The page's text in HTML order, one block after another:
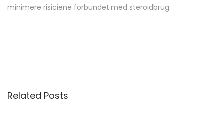
minimere risiciene forbundet med steroidbrug.
c
Related Posts